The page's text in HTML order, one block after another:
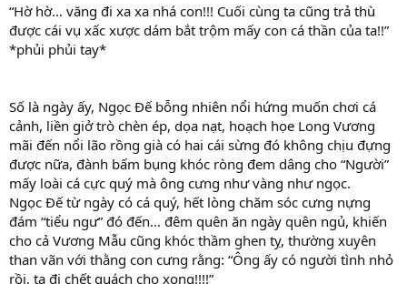
“Hờ hờ… văng đi xa xa nhá con!!! Cuối cùng ta cũng trả thù
được cái vụ xấc xược dám bắt trộm mấy con cá thần của ta!!”
*phủi phủi tay*
Số là ngày ấy, Ngọc Đế bỗng nhiên nổi hứng muốn chơi cá
cảnh, liền giở trò chèn ép, dọa nạt, hoạch họe Long Vương
mãi đến nổi lão rồng già có hai cái sừng đó không chịu đựng
được nữa, đành bấm bụng khóc ròng đem dâng cho “Người”
mấy loài cá cực quý mà ông cưng như vàng như ngọc.
Ngọc Đế từ ngày có cá quý, hết lòng chăm sóc cưng nựng
đám “tiểu ngư” đó đến… đêm quên ăn ngày quên ngủ, khiến
cho cả Vương Mẫu cũng khóc thầm ghen tỵ, thường xuyên
than vãn với thằng con cưng rằng: “Ông ấy có người tình nhỏ
rồi, ta đi chết quách cho xong!!!!”